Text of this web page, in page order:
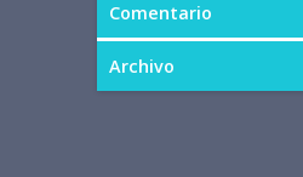
Comentario
Archivo